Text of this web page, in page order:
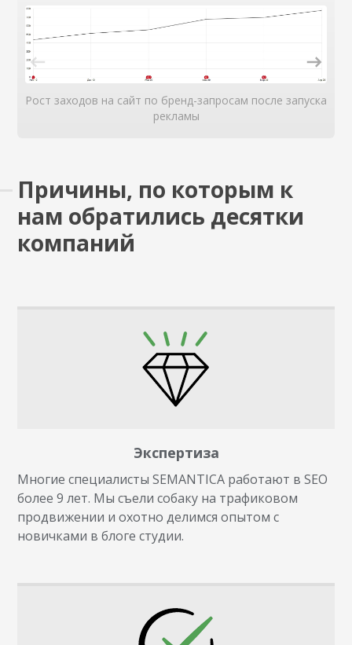
Рост заходов на сайт по бренд-запросам после запуска
рекламы
Причины, по которым к
нам обратились десятки
компаний
Экспертиза
Многие специалисты SEMANTICA работают в SEO
более 9 лет. Мы съели собаку на трафиковом
продвижении и охотно делимся опытом с
новичками в блоге студии.